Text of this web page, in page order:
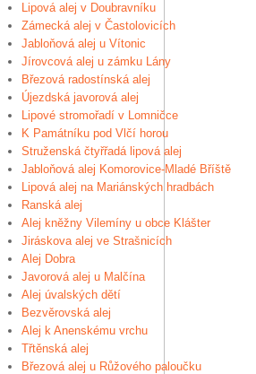
Lipová alej v Doubravníku
Zámecká alej v Častolovicích
Jabloňová alej u Vítonic
Jírovcová alej u zámku Lány
Březová radostínská alej
Újezdská javorová alej
Lipové stromořadí v Lomničce
K Památníku pod Vlčí horou
Struženská čtyřřadá lipová alej
Jabloňová alej Komorovice-Mladé Bříště
Lipová alej na Mariánských hradbách
Ranská alej
Alej kněžny Vilemíny u obce Klášter
Jiráskova alej ve Strašnicích
Alej Dobra
Javorová alej u Malčína
Alej úvalských dětí
Bezvěrovská alej
Alej k Anenskému vrchu
Třtěnská alej
Březová alej u Růžového paloučku